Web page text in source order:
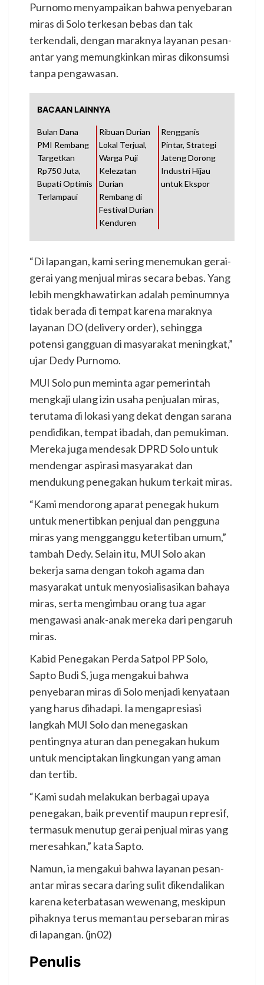
Purnomo menyampaikan bahwa penyebaran
miras di Solo terkesan bebas dan tak
terkendali, dengan maraknya layanan pesan-
antar yang memungkinkan miras dikonsumsi
tanpa pengawasan.
BACAAN LAINNYA
Bulan Dana
PMI Rembang
Targetkan
Rp750 Juta,
Bupati Optimis
Terlampaui
Ribuan Durian
Lokal Terjual,
Warga Puji
Kelezatan
Durian
Rembang di
Festival Durian
Kenduren
Rengganis
Pintar, Strategi
Jateng Dorong
Industri Hijau
untuk Ekspor
“Di lapangan, kami sering menemukan gerai-
gerai yang menjual miras secara bebas. Yang
lebih mengkhawatirkan adalah peminumnya
tidak berada di tempat karena maraknya
layanan DO (delivery order), sehingga
potensi gangguan di masyarakat meningkat,”
ujar Dedy Purnomo.
MUI Solo pun meminta agar pemerintah
mengkaji ulang izin usaha penjualan miras,
terutama di lokasi yang dekat dengan sarana
pendidikan, tempat ibadah, dan pemukiman.
Mereka juga mendesak DPRD Solo untuk
mendengar aspirasi masyarakat dan
mendukung penegakan hukum terkait miras.
“Kami mendorong aparat penegak hukum
untuk menertibkan penjual dan pengguna
miras yang mengganggu ketertiban umum,”
tambah Dedy. Selain itu, MUI Solo akan
bekerja sama dengan tokoh agama dan
masyarakat untuk menyosialisasikan bahaya
miras, serta mengimbau orang tua agar
mengawasi anak-anak mereka dari pengaruh
miras.
Kabid Penegakan Perda Satpol PP Solo,
Sapto Budi S, juga mengakui bahwa
penyebaran miras di Solo menjadi kenyataan
yang harus dihadapi. Ia mengapresiasi
langkah MUI Solo dan menegaskan
pentingnya aturan dan penegakan hukum
untuk menciptakan lingkungan yang aman
dan tertib.
“Kami sudah melakukan berbagai upaya
penegakan, baik preventif maupun represif,
termasuk menutup gerai penjual miras yang
meresahkan,” kata Sapto.
Namun, ia mengakui bahwa layanan pesan-
antar miras secara daring sulit dikendalikan
karena keterbatasan wewenang, meskipun
pihaknya terus memantau persebaran miras
di lapangan. (jn02)
Penulis